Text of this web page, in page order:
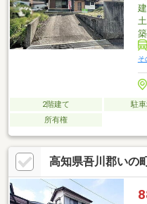
そ
2階建て 駐
所有権
高知県吾川郡いの